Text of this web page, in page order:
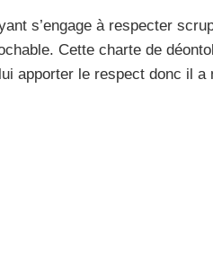
s’engage à respecter
Cette charte de
apporter le respect donc il a